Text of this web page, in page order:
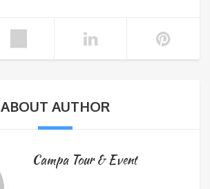
ABOUT AUTHOR
Campa Tour & Event